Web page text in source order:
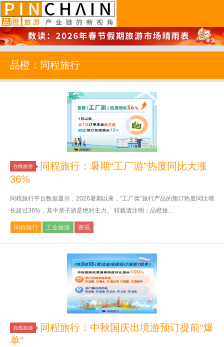
品橙旅游
品橙：同程旅行
在线旅游
同程旅行：暑期“工厂游”热度同比大涨
36%
同程旅行平台数据显示，2026暑期以来，“工厂类”旅行产品的预订热度同比增
长超过36%，其中亲子游是绝对主力。 转载请注明：品橙旅...
同程旅行 工业旅游 资讯
在线旅游
同程旅行：中秋国庆出境游预订提前“爆
单”